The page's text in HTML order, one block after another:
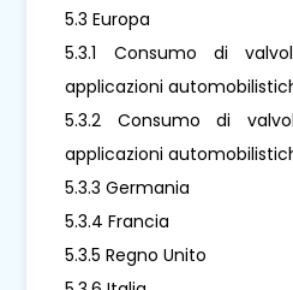
5.3 Europa
5.3.1 Consumo di
applicazioni
5.3.2 Consumo di
applicazioni
5.3.3 Germania
5.3.4 Francia
5.3.5 Regno Unito